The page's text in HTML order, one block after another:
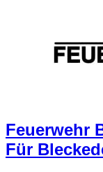
Feuerwehr
Für